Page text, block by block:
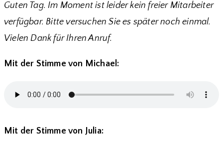
Guten Tag. Im Moment ist leider kein freier Mitarbeiter
verfügbar. Bitte versuchen Sie es später noch einmal.
Vielen Dank für Ihren Anruf.
Mit der Stimme von Michael:
Mit der Stimme von Julia: